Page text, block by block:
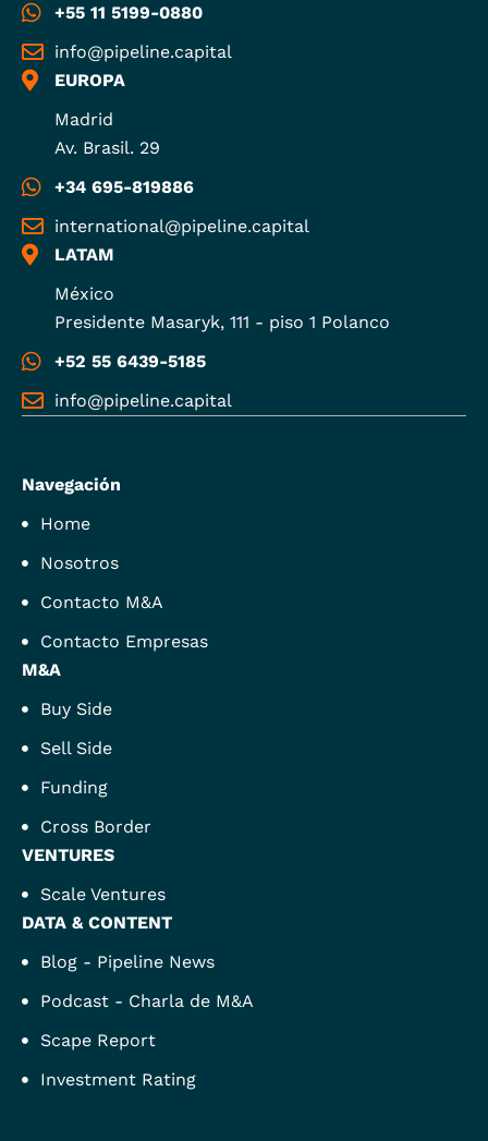
+55 11 5199-0880
info@pipeline.capital
EUROPA
Madrid
Av. Brasil. 29
+34 695-819886
international@pipeline.capital
LATAM
México
Presidente Masaryk, 111 - piso 1 Polanco
+52 55 6439-5185
info@pipeline.capital
Navegación
Home
Nosotros
Contacto M&A
Contacto Empresas
M&A
Buy Side
Sell Side
Funding
Cross Border
VENTURES
Scale Ventures
DATA & CONTENT
Blog - Pipeline News
Podcast - Charla de M&A
Scape Report
Investment Rating